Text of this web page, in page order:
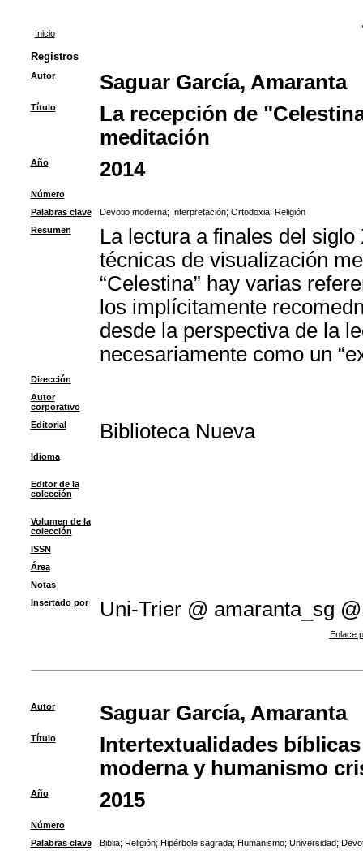
Inicio
Registros
Autor Saguar García, Amaranta
Título
La recepción de
meditación
Año 2014
Número
Palabras clave
Devotio moderna; Interpretación; Ortodoxia; Religión
Resumen
La lectura a finales del
técnicas de visualización
“Celestina” hay varias
los implícitamente
desde la perspectiva de la
necesariamente como un
Dirección
Autor
corporativo
Editorial
Biblioteca Nueva
Idioma
Editor de la
colección
Volumen de la
colección
ISSN
Área
Notas
Insertado por
Uni-Trier @ amaranta_sg @
Enlace
Autor Saguar García, Amaranta
Título
Intertextualidades
moderna y humanismo
Año 2015
Número
Palabras clave
Biblia; Religión; Hipérbole sagrada; Humanismo; Universidad;